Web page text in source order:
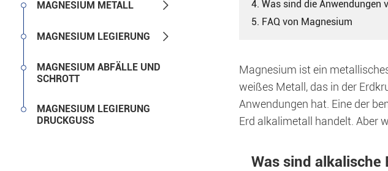
MAGNESIUM METALL 
MAGNESIUM LEGIERUNG 
MAGNESIUM ABFÄLLE UND
SCHROTT
MAGNESIUM LEGIERUNG
DRUCKGUSS
4. Was sind die Anwendungen
5. FAQ von Magnesium
Magnesium ist ein
weißes Metall, das in der
Anwendungen hat. Eine der
Erd alkalimetall handelt. Aber
Was sind alkalische